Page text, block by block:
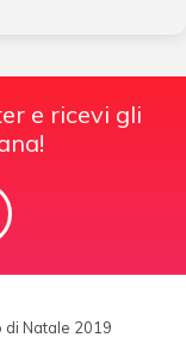
e ricevi gli
di Natale 2019